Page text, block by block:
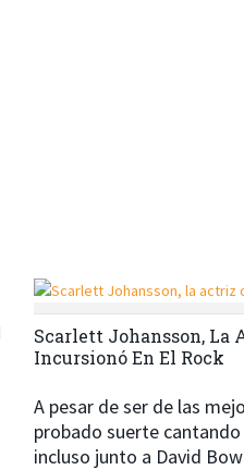
Scarlett Johansson, La
Incursionó En El Rock
A pesar de ser de las
probado suerte
incluso junto a David